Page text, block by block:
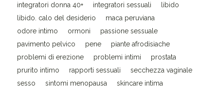
integratori donna 40+
integratori sessuali
libido
libido. calo del desiderio
maca peruviana
odore intimo
ormoni
passione sessuale
pavimento pelvico
pene
piante afrodisiache
problemi di erezione
problemi intimi
prostata
prurito intimo
rapporti sessuali
secchezza vaginale
sesso
sintomi menopausa
skincare intima